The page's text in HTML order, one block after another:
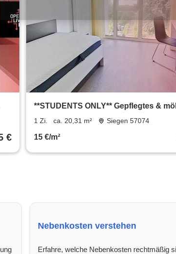
€
**STUDENTS ONLY** Gepflegtes &
Apartment mit Küche und Bad
1 Zi. ca. 20,31 m² Siegen 57074
15 €/m²
Nebenkosten verstehen
Erfahre, welche Nebenkosten rechtmäßig